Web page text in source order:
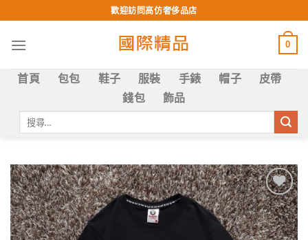
to
content
歡迎訪問高仿奢侈品店
0
首頁 包包 鞋子 服裝 手錶 帽子
皮帶
錢包
飾品
字:
Add to
wishlist